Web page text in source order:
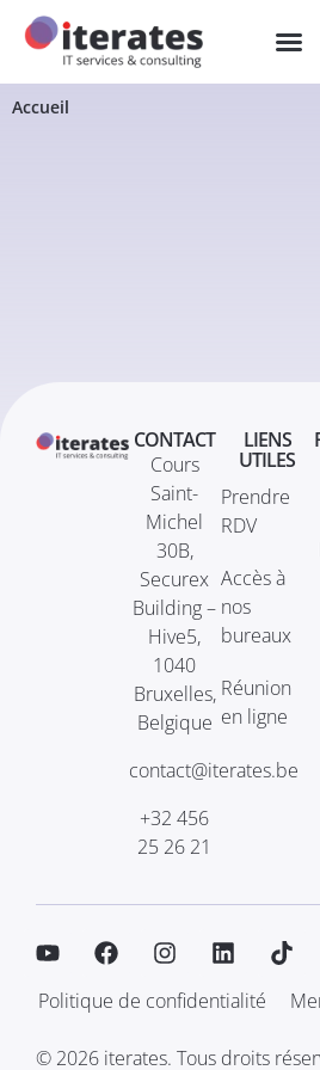
Accueil
CONTACT
Cours
Saint-
Michel
30B,
Securex
Building –
Hive5,
1040
Bruxelles,
Belgique
contact@iterates.be
+32 456
25 26 21
LIENS
UTILES
Prendre
RDV
Accès à
nos
bureaux
Réunion
en ligne
© 2026 iterates. Tous droits
Politique de confidentialité